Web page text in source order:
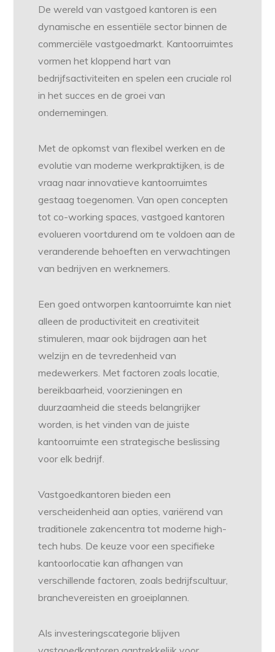
De wereld van vastgoed kantoren is een
dynamische en essentiële sector binnen de
commerciële vastgoedmarkt. Kantoorruimtes
vormen het kloppend hart van
bedrijfsactiviteiten en spelen een cruciale rol
in het succes en de groei van
ondernemingen.
Met de opkomst van flexibel werken en de
evolutie van moderne werkpraktijken, is de
vraag naar innovatieve kantoorruimtes
gestaag toegenomen. Van open concepten
tot co-working spaces, vastgoed kantoren
evolueren voortdurend om te voldoen aan de
veranderende behoeften en verwachtingen
van bedrijven en werknemers.
Een goed ontworpen kantoorruimte kan niet
alleen de productiviteit en creativiteit
stimuleren, maar ook bijdragen aan het
welzijn en de tevredenheid van
medewerkers. Met factoren zoals locatie,
bereikbaarheid, voorzieningen en
duurzaamheid die steeds belangrijker
worden, is het vinden van de juiste
kantoorruimte een strategische beslissing
voor elk bedrijf.
Vastgoedkantoren bieden een
verscheidenheid aan opties, variërend van
traditionele zakencentra tot moderne high-
tech hubs. De keuze voor een specifieke
kantoorlocatie kan afhangen van
verschillende factoren, zoals bedrijfscultuur,
branchevereisten en groeiplannen.
Als investeringscategorie blijven